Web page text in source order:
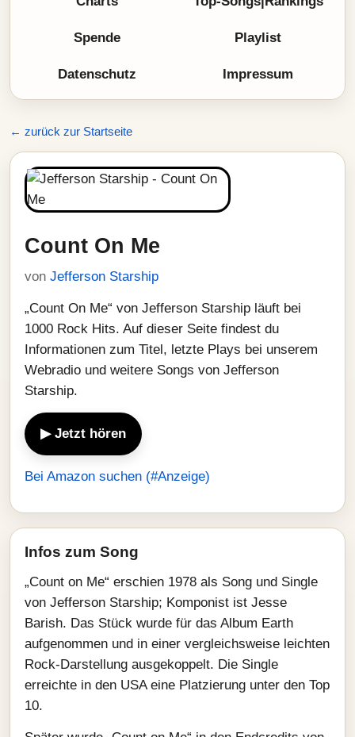
Spende Playlist
Datenschutz Impressum
← zurück zur Startseite
Count On Me
von Jefferson Starship
„Count On Me“ von Jefferson Starship läuft bei
1000 Rock Hits. Auf dieser Seite findest du
Informationen zum Titel, letzte Plays bei unserem
Webradio und weitere Songs von Jefferson
Starship.
▶ Jetzt hören
Bei Amazon suchen (#Anzeige)
Infos zum Song
„Count on Me“ erschien 1978 als Song und Single
von Jefferson Starship; Komponist ist Jesse
Barish. Das Stück wurde für das Album Earth
aufgenommen und in einer vergleichsweise leichten
Rock‑Darstellung ausgekoppelt. Die Single
erreichte in den USA eine Platzierung unter den Top
10.